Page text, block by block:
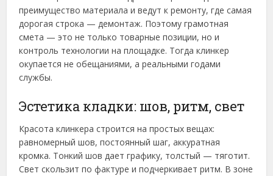
преимущество материала и ведут к ремонту, где самая
дорогая строка — демонтаж. Поэтому грамотная
смета — это не только товарные позиции, но и
контроль технологии на площадке. Тогда клинкер
окупается не обещаниями, а реальными годами
службы.
Эстетика кладки: шов, ритм, свет
Красота клинкера строится на простых вещах:
равномерный шов, постоянный шаг, аккуратная
кромка. Тонкий шов дает графику, толстый — тяготит.
Свет скользит по фактуре и подчеркивает ритм. В зоне